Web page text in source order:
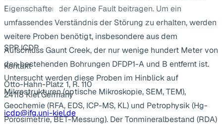
Eigenschaften der Alpine Fault beitragen. Um ein
umfassendes Verständnis der Störung zu erhalten, werden
weitere Proben benötigt, insbesondere aus dem
Aufschluss Gaunt Creek, der nur wenige hundert Meter von
den bestehenden Bohrungen DFDP1-A und B entfernt ist.
Untersucht werden diese Proben im Hinblick auf
Mikrostrukturen (optische Mikroskopie, SEM, TEM),
Geochemie (RFA, EDS, ICP-MS, KL) und Petrophysik (Hg-
Porosimetrie, BET-Messung). Der Tonmineralbestand (RDA)
SPP ICDP
Kontakt
Otto-Hahn-Platz 1, R. 110
24118 Kiel Germany
icdp@ifg.uni-kiel.de